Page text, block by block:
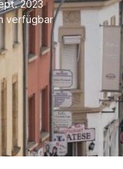
2023
verfügbar